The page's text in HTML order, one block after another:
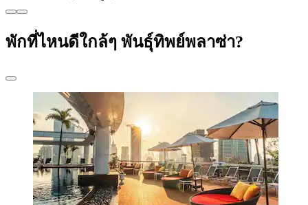
พักที่ไหนดีใกล้ๆ พันธุ์ทิพย์พลาซ่า?